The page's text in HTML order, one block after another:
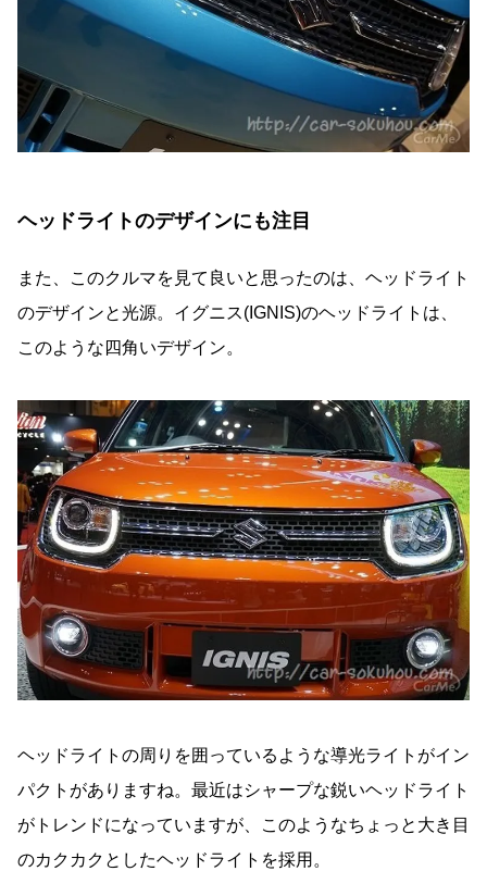
ヘッドライトのデザインにも注目
また、このクルマを見て良いと思ったのは、ヘッドライト
のデザインと光源。イグニス(IGNIS)のヘッドライトは、
このような四角いデザイン。
ヘッドライトの周りを囲っているような導光ライトがイン
パクトがありますね。最近はシャープな鋭いヘッドライト
がトレンドになっていますが、このようなちょっと大き目
のカクカクとしたヘッドライトを採用。